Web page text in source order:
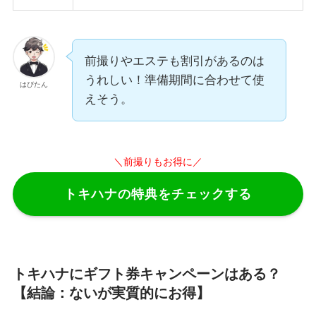
はぴたん
前撮りやエステも割引があるのは
うれしい！準備期間に合わせて使
えそう。
＼前撮りもお得に ／
トキハナの特典をチェックする
トキハナにギフト券キャンペーンはある？
【結論：ないが実質的にお得】